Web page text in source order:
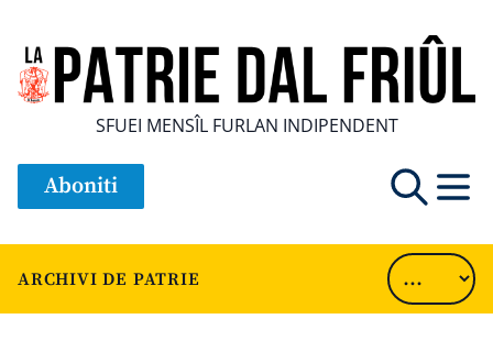
SFUEI MENSÎL FURLAN INDIPENDENT
Aboniti
ARCHIVI DE PATRIE